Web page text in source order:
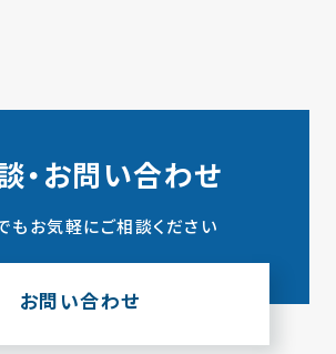
・お問い合わせ
もお気軽にご相談ください
お問い合わせ